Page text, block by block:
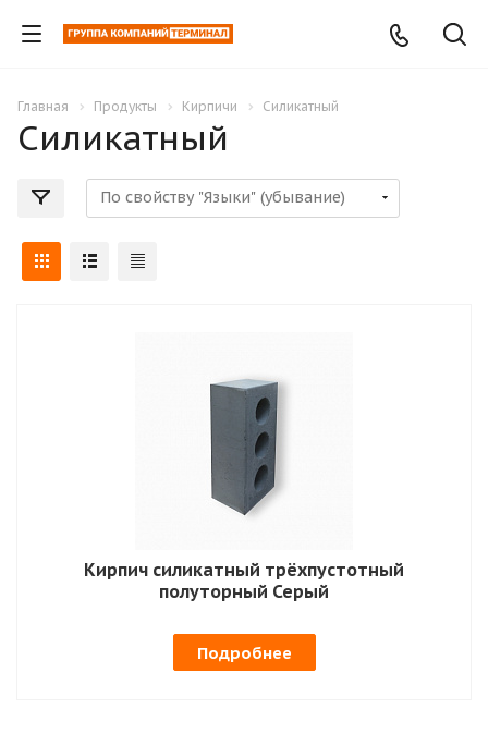
Главная Продукты Кирпичи Силикатный
Силикатный
Кирпич силикатный трёхпустотный
полуторный Серый
Подробнее